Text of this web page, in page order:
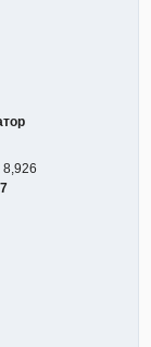
8,926